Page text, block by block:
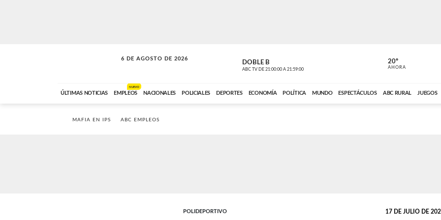
6 DE AGOSTO DE 2026
SOLO MÚSICA DOBLE B
ABC TV DE 21:00:00 A 21:59:00 ABC CARDINAL
20º
AHORA
ÚLTIMAS NOTICIAS EMPLEOS
NUEVO
NACIONALES POLICIALES DEPORTES ECONOMÍA POLÍTICA MUNDO ESPECTÁCULOS ABC RURAL JUEGOS
MAFIA EN IPS ABC EMPLEOS
POLIDEPORTIVO 17 DE JULIO DE